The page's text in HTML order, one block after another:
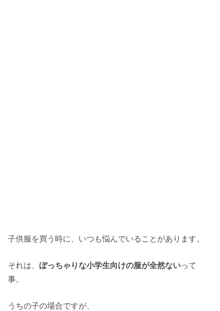
子供服を買う時に、いつも悩んでいることがあります。
それは、ぽっちゃりな小学生向けの服が全然ないって
事。
うちの子の場合ですが、